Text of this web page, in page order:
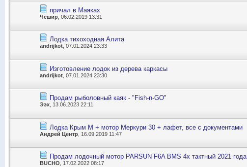
причал в Маяках
Чешир , 06.02.2019 13:31
Лодка тихоходная Алита
andrijkot, 07.01.2024 23:33
Изготовление лодок из дерева каркасы
andrijkot , 07.01.2024 23:30
Продам рыболовный каяк - "Fish-n-GO"
Ээх , 13.06.2023 22:11
Лодка Крым М + мотор Меркури 30 + лафет, все с документами
Андрей Центр , 16.09.2019 11:47
Продам лодочный мотор PARSUN F6A BMS 4х тактный 2021 года
BUCHO , 17.02.2022 08:17